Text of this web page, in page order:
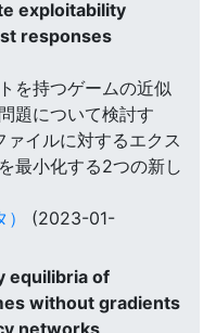
exploitability
responses
を持つゲームの近似
題について検討す
イルに対するエクス
最小化する2つの新し
(2023-01-
equilibria of
without gradients